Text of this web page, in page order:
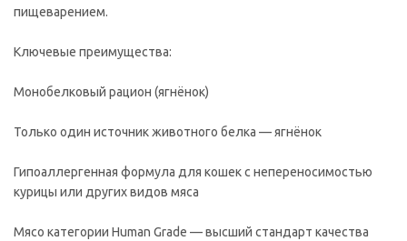
пищеварением.
Ключевые преимущества:
Монобелковый рацион (ягнёнок)
Только один источник животного белка — ягнёнок
Гипоаллергенная формула для кошек с непереносимостью
курицы или других видов мяса
Мясо категории Human Grade — высший стандарт качества